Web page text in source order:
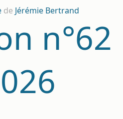
de Jérémie Bertrand
n°62